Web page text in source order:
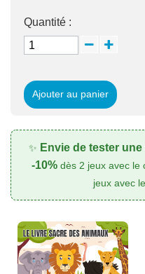
Quantité :
Ajouter au panier
✨ Envie de tester
-10%dès 2 jeux avec le
jeux avec